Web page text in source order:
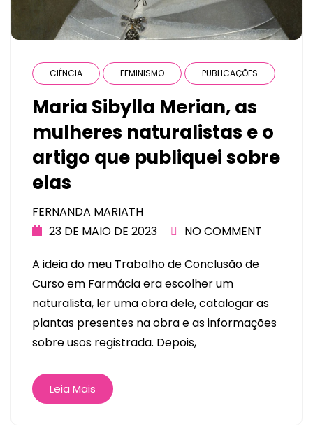
CIÊNCIA FEMINISMO PUBLICAÇÕES
Maria Sibylla Merian, as
mulheres naturalistas e o
artigo que publiquei sobre
elas
FERNANDA MARIATH
23 DE MAIO DE 2023
NO COMMENT
A ideia do meu Trabalho de Conclusão de
Curso em Farmácia era escolher um
naturalista, ler uma obra dele, catalogar as
plantas presentes na obra e as informações
sobre usos registrada. Depois,
Leia Mais